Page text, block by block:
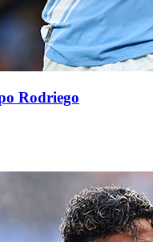
Rodriego